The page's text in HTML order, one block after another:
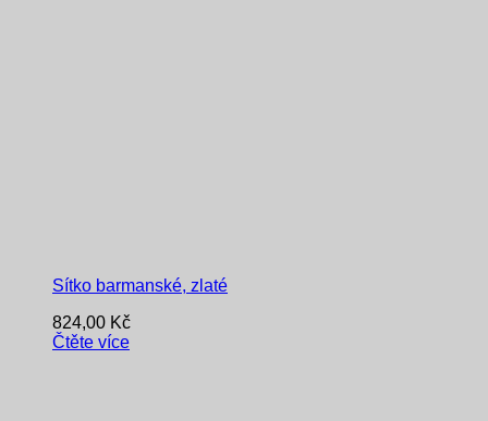
Sítko barmanské, zlaté
824,00 Kč
Čtěte více